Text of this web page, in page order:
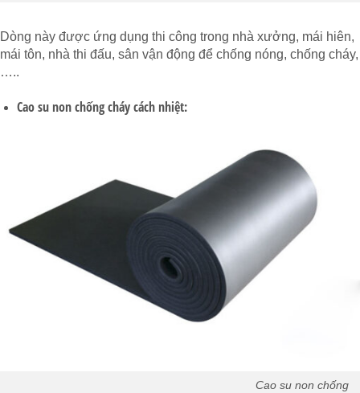
Dòng này được ứng dụng thi công trong nhà xưởng, mái hiên,
mái tôn, nhà thi đấu, sân vận động để chống nóng, chống cháy,
…..
Cao su non chống cháy cách nhiệt:
Cao su non chống